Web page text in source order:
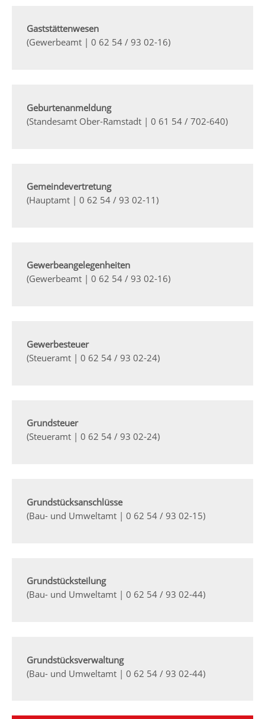
Gaststättenwesen
(Gewerbeamt | 0 62 54 / 93 02-16)
Geburtenanmeldung
(Standesamt Ober-Ramstadt | 0 61 54 / 702-640)
Gemeindevertretung
(Hauptamt | 0 62 54 / 93 02-11)
Gewerbeangelegenheiten
(Gewerbeamt | 0 62 54 / 93 02-16)
Gewerbesteuer
(Steueramt | 0 62 54 / 93 02-24)
Grundsteuer
(Steueramt | 0 62 54 / 93 02-24)
Grundstücksanschlüsse
(Bau- und Umweltamt | 0 62 54 / 93 02-15)
Grundstücksteilung
(Bau- und Umweltamt | 0 62 54 / 93 02-44)
Grundstücksverwaltung
(Bau- und Umweltamt | 0 62 54 / 93 02-44)